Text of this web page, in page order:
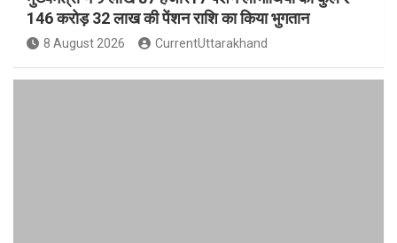
146 करोड़ 32 लाख की पेंशन राशि का किया भुगतान
8 August 2026 CurrentUttarakhand